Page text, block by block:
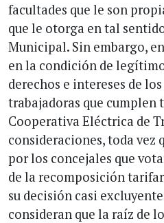
facultades que le son
que le otorga en tal
Municipal. Sin embargo,
en la condición de
derechos e intereses de
trabajadoras que cumplen
Cooperativa Eléctrica de
consideraciones, toda vez
por los concejales que
de la recomposición
su decisión casi
consideran que la raíz de